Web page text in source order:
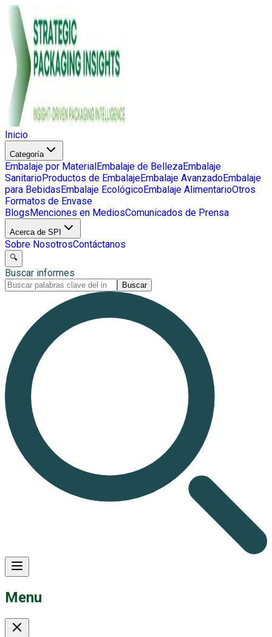
Inicio
Categoría
Embalaje por MaterialEmbalaje de BellezaEmbalaje
SanitarioProductos de EmbalajeEmbalaje AvanzadoEmbalaje
para BebidasEmbalaje EcológicoEmbalaje AlimentarioOtros
Formatos de Envase
BlogsMenciones en MediosComunicados de Prensa
Acerca de SPI
Sobre NosotrosContáctanos
🔍
Buscar informes
Buscar
Menu